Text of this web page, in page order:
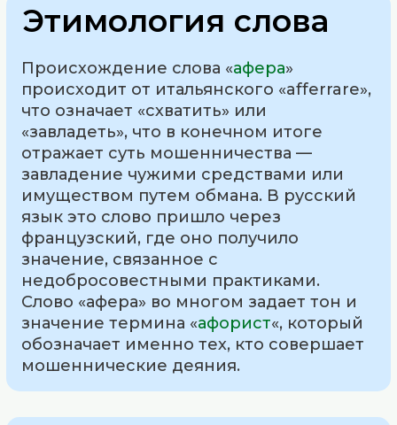
Этимология слова
Происхождение слова «афера»
происходит от итальянского «afferrare»,
что означает «схватить» или
«завладеть», что в конечном итоге
отражает суть мошенничества —
завладение чужими средствами или
имуществом путем обмана. В русский
язык это слово пришло через
французский, где оно получило
значение, связанное с
недобросовестными практиками.
Слово «афера» во многом задает тон и
значение термина «афорист«, который
обозначает именно тех, кто совершает
мошеннические деяния.